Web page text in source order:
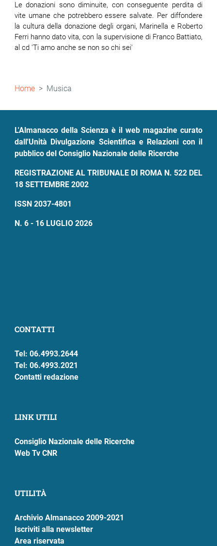
Le donazioni sono diminuite, con conseguente perdita di
vite umane che potrebbero essere salvate. Per diffondere
la cultura della donazione degli organi, Marinella e Roberto
Ferri hanno dato vita, con la supervisione di Franco Battiato,
al cd 'Ti amo anche se non so chi sei'
Briciole
Home Musica
L'Almanacco della Scienza è il web magazine curato
dall'Unità Divulgazione Scientifica e Relazioni con il
pubblico del Consiglio Nazionale delle Ricerche
REGISTRAZIONE AL TRIBUNALE DI ROMA N. 522 DEL
18 SETTEMBRE 2002
ISSN 2037-4801
N. 6 - 16 LUGLIO 2026
CONTATTI
Tel: 06.4993.2644
Tel: 06.4993.2021
Contatti redazione
LINK UTILI
Consiglio Nazionale delle Ricerche
Web Tv CNR
UTILITÀ
Archivio Almanacco 2009-2021
Iscriviti alla newsletter
Area riservata